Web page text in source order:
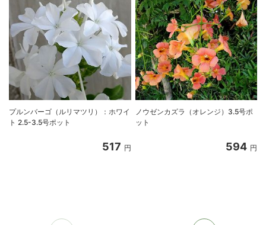
プルンバーゴ（ルリマツリ）：ホワイ
ト 2.5-3.5号ポット
517 円
ノウゼンカズラ（オレンジ）3.5号ポ
ット
594 円